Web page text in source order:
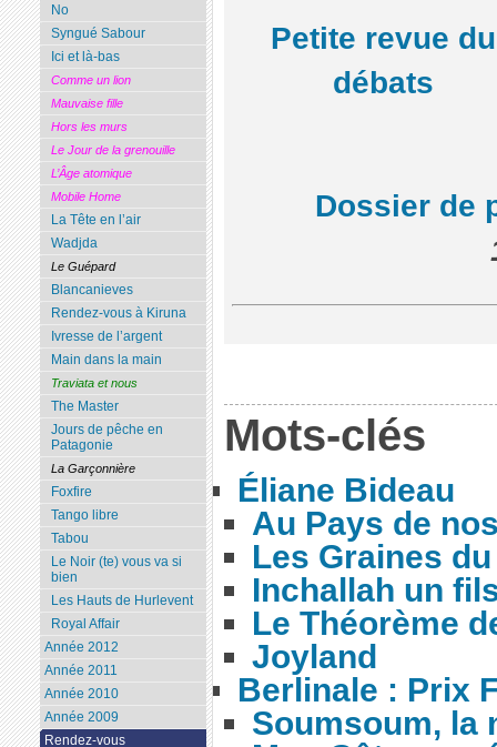
Petite revue
débats
Dossier de
Mots-clés
Éliane Bideau
Au Pays de
Les Graines
Inchallah un
Le Théorème
Joyland
Berlinale : Prix
Soumsoum, la
No
Syngué Sabour
Ici et là-bas
Comme un lion
Mauvaise fille
Hors les murs
Le Jour de la grenouille
L’Âge atomique
Mobile Home
La Tête en l’air
Wadjda
Le Guépard
Blancanieves
Rendez-vous à Kiruna
Ivresse de l’argent
Main dans la main
Traviata et nous
The Master
Jours de pêche en
Patagonie
La Garçonnière
Foxfire
Tango libre
Tabou
Le Noir (te) vous va si
bien
Les Hauts de Hurlevent
Royal Affair
Année 2012
Année 2011
Année 2010
Année 2009
Rendez-vous